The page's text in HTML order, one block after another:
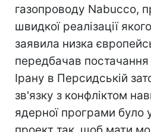
газопроводу Nabucco,
швидкої реалізації
заявила низка
передбачав
Ірану в Персидській
зв'язку з конфліктом
ядерної програми було